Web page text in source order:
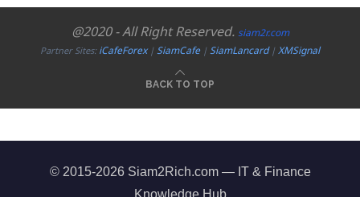
@2020 - All Right Reserved. siam2r.com
Partner Sites:iCafeForex|SiamCafe|SiamLancard|XMSignal
BACK TO TOP
© 2015-2026 Siam2Rich.com — IT & Finance
Knowledge Hub